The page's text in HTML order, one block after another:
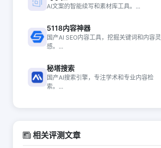
AI文案的智能续写和素材库工具。...
5118内容神器
国产AI SEO内容工具，挖掘关键词和内容灵
感。...
秘塔搜索
国产AI搜索引擎，专注学术和专业内容检
索。...
相关评测文章